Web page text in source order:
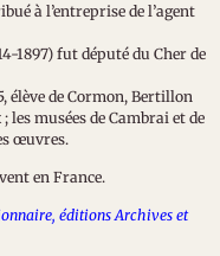
à l’entreprise de l’agent
1897) fut député du Cher de
élève de Cormon, Bertillon
musées de Cambrai et de
œuvres.
en France.
éditions Archives et